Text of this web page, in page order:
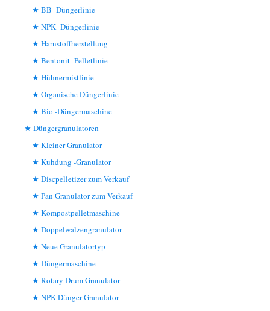
BB -Düngerlinie
NPK -Düngerlinie
Harnstoffherstellung
Bentonit -Pelletlinie
Hühnermistlinie
Organische Düngerlinie
Bio -Düngermaschine
Düngergranulatoren
Kleiner Granulator
Kuhdung -Granulator
Discpelletizer zum Verkauf
Pan Granulator zum Verkauf
Kompostpelletmaschine
Doppelwalzengranulator
Neue Granulatortyp
Düngermaschine
Rotary Drum Granulator
NPK Dünger Granulator